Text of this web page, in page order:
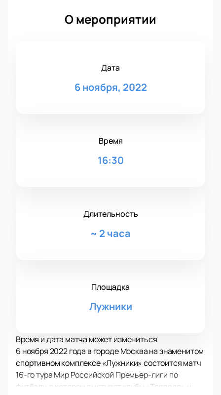
О мероприятии
Дата
6 ноября, 2022
Время
16:30
Длительность
~ 2 часа
Площадка
Лужники
Время и дата матча может измениться
6 ноября 2022 года в городе Москва на знаменитом
спортивном комплексе «Лужники» состоится матч
16-го тура Мир Российской Премьер-лиги по
футболу, в котором выступят клубы «Торпедо» и